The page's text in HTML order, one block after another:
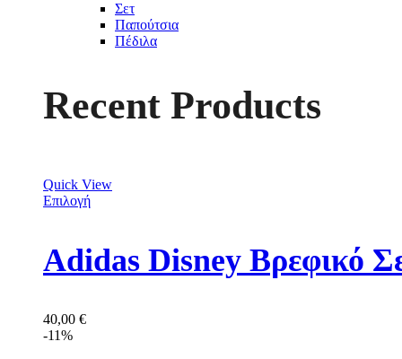
Σετ
Παπούτσια
Πέδιλα
Recent Products
Quick View
Επιλογή
Adidas Disney Βρεφικό
40,00 €
-11%